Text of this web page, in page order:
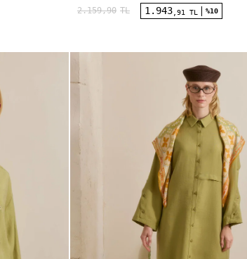
2.159,90 TL 1.943 ,91 TL %10